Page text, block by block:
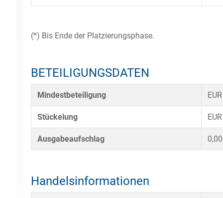
(*) Bis Ende der Platzierungsphase.
BETEILIGUNGSDATEN
Mindestbeteiligung
Stückelung
Ausgabeaufschlag
Handelsinformationen